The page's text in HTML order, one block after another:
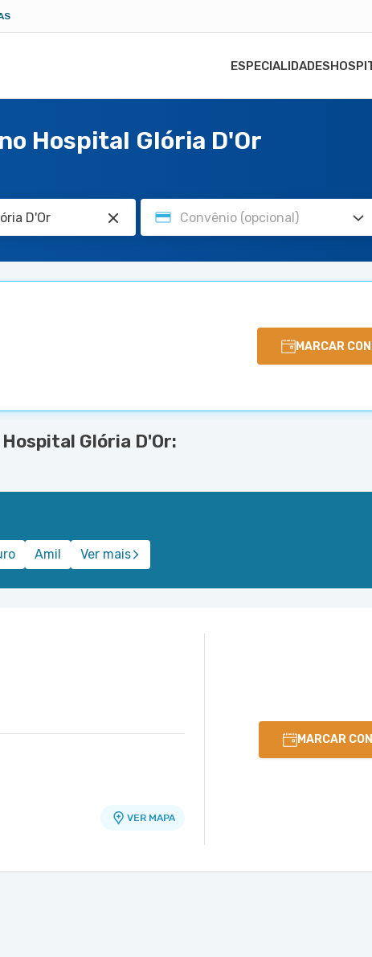
ESPECIALIDADES
Hospital Glória D'Or
MARCAR
Glória D'Or:
Amil Ver mais
MARCAR
VER MAPA
de Janeiro - RJ
VER MAPA